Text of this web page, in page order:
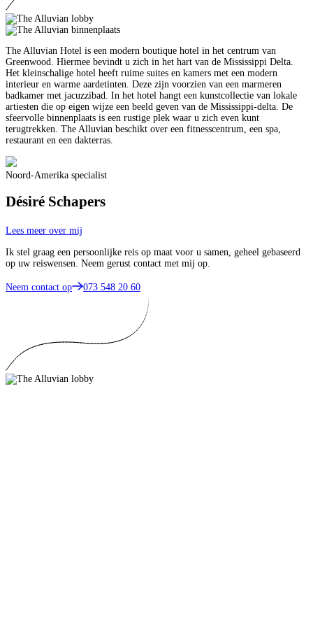
The Alluvian Hotel is een modern boutique hotel in het centrum van
Greenwood. Hiermee bevindt u zich in het hart van de Mississippi Delta.
Het kleinschalige hotel heeft ruime suites en kamers met een modern
interieur en warme aardetinten. Deze zijn voorzien van een marmeren
badkamer met jacuzzibad. In het hotel hangt een kunstcollectie van lokale
artiesten die op eigen wijze een beeld geven van de Mississippi-delta. De
sfeervolle binnenplaats is een rustige plek waar u zich even kunt
terugtrekken. The Alluvian beschikt over een fitnesscentrum, een spa,
restaurant en een dakterras.
Noord-Amerika specialist
Désiré Schapers
Lees meer over mij
Ik stel graag een persoonlijke reis op maat voor u samen, geheel gebaseerd
op uw reiswensen. Neem gerust contact met mij op.
Neem contact op 073 548 20 60